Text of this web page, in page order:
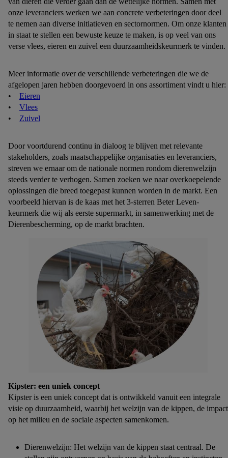
onze leveranciers werken we aan concrete verbeteringen door deel
te nemen aan diverse initiatieven en sectornormen. Om onze klanten
in staat te stellen een bewuste keuze te maken, is op veel van ons
verse vlees, eieren en zuivel een duurzaamheidskeurmerk te vinden.
Meer informatie over de verschillende verbeteringen die we de
afgelopen jaren hebben doorgevoerd in ons assortiment vindt u hier:
• Eieren
• Vlees
• Zuivel
Door voortdurend continu in dialoog te blijven met relevante
stakeholders, zoals maatschappelijke organisaties en leveranciers,
streven we ernaar om de nationale normen rondom dierenwelzijn
steeds verder te verhogen. Samen zoeken we naar overkoepelende
oplossingen die breed toegepast kunnen worden in de markt. Een
voorbeeld hiervan is de kaas met het 3-sterren Beter Leven-
keurmerk die wij als eerste supermarkt, in samenwerking met de
Dierenbescherming, op de markt brachten.
Kipster: een uniek concept
Kipster is een uniek concept dat is ontwikkeld vanuit een integrale
visie op duurzaamheid, waarbij het welzijn van de kippen, de impact
op het milieu en de sociale aspecten samenkomen.
Dierenwelzijn: Het welzijn van de kippen staat centraal. De